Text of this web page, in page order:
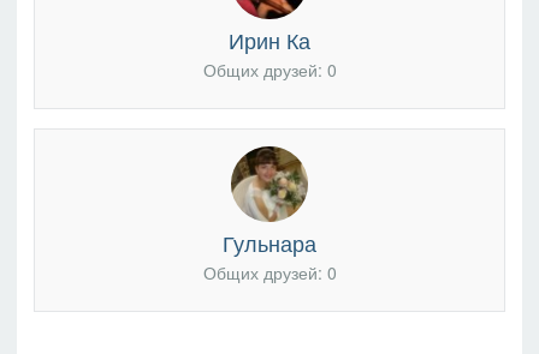
Ирин Ка
Общих друзей: 0
Гульнара
Общих друзей: 0